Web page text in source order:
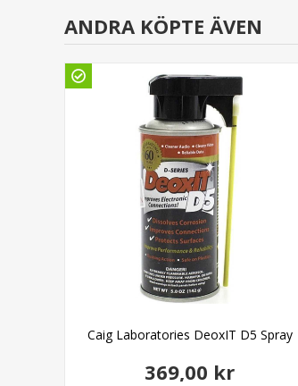
ANDRA KÖPTE ÄVEN
Caig Laboratories DeoxIT D5 Spray
369,00 kr